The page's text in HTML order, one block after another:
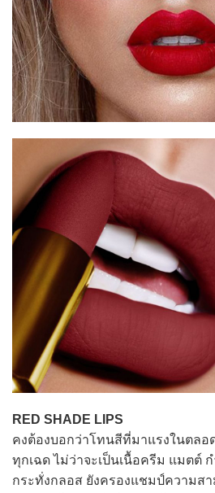
RED SHADE LIPS
คงต้องบอกว่าโทนสีที่มาแรงในตลอ
ทุกเฉด ไม่ว่าจะเป็นเนื้อครีม แมตต์
กระทั่งกลอส ยังครองแชมป์ความส